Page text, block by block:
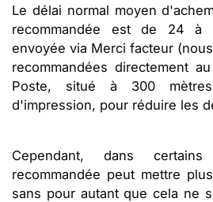
Le délai normal moyen
recommandée est de 24 à
envoyée via Merci facteur
recommandées directement
Poste, situé à 300
d'impression, pour réduire les
Cependant, dans
recommandée peut mettre
sans pour autant que cela ne